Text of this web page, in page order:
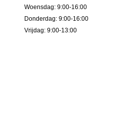
Woensdag: 9:00-16:00
Donderdag: 9:00-16:00
Vrijdag: 9:00-13:00